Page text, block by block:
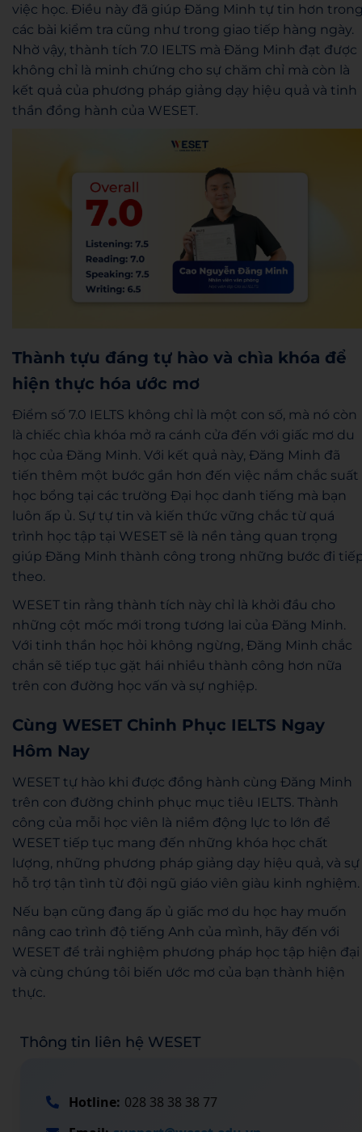
việc học. Điều này đã giúp Đăng Minh tự tin hơn
các bài kiểm tra cũng như trong giao tiếp hàng ngày.
Nhờ vậy, thành tích 7.0 IELTS mà Đăng Minh đạt được
không chỉ là minh chứng cho sự chăm chỉ mà còn là
kết quả của phương pháp giảng dạy hiệu quả và tinh
thần đồng hành của WESET.
Thành tựu đáng tự hào và chìa khóa để
hiện thực hóa ước mơ
Điểm số 7.0 IELTS không chỉ là một con số, mà nó còn
là chiếc chìa khóa mở ra cánh cửa đến với giấc mơ du
học của Đăng Minh. Với kết quả này, Đăng Minh đã
tiến thêm một bước gần hơn đến việc nắm chắc suất
học bổng tại các trường Đại học danh tiếng mà bạn
luôn ấp ủ. Sự tự tin và kiến thức vững chắc từ quá
trình học tập tại WESET sẽ là nền tảng quan trọng
giúp Đăng Minh thành công trong những bước đi
theo.
WESET tin rằng thành tích này chỉ là khởi đầu cho
những cột mốc mới trong tương lai của Đăng Minh.
Với tinh thần học hỏi không ngừng, Đăng Minh chắc
chắn sẽ tiếp tục gặt hái nhiều thành công hơn nữa
trên con đường học vấn và sự nghiệp.
Cùng WESET Chinh Phục IELTS Ngay
Hôm Nay
WESET tự hào khi được đồng hành cùng Đăng Minh
trên con đường chinh phục mục tiêu IELTS. Thành
công của mỗi học viên là niềm động lực to lớn để
WESET tiếp tục mang đến những khóa học chất
lượng, những phương pháp giảng dạy hiệu quả, và sự
hỗ trợ tận tình từ đội ngũ giáo viên giàu kinh nghiệm.
Nếu bạn cũng đang ấp ủ giấc mơ du học hay muốn
nâng cao trình độ tiếng Anh của mình, hãy đến với
WESET để trải nghiệm phương pháp học tập hiện đại
và cùng chúng tôi biến ước mơ của bạn thành hiện
thực.
Thông tin liên hệ WESET
Hotline: 028 38 38 38 77